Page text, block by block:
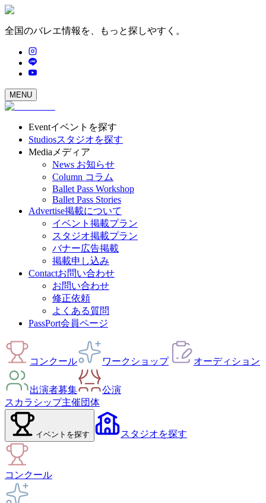
全国のバレエ情報を、もっと探しやすく。
MENU
Eventイベントを探す
Studiosスタジオを探す
Media メディア
News お知らせ
Column コラム
Ballet Pass Workshop
Ballet Pass Stories
Advertise掲載について
イベント掲載プラン
スタジオ掲載プラン
バナー広告掲載
掲載申し込み
Contactお問い合わせ
お問い合わせ
修正依頼
よくある質問
PassPort会員ページ
コンクール ワークショップ オーディション
出演者募集
公演
スカラシップ主催団体
イベント を探す スタジオを探す
コンクール